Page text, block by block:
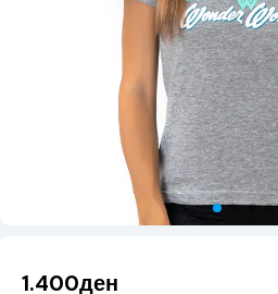
1.400ден